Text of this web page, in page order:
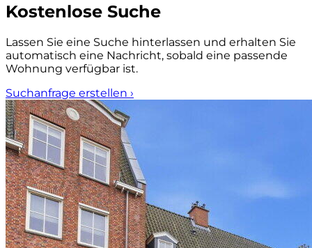
Kostenlose Suche
Lassen Sie eine Suche hinterlassen und erhalten Sie
automatisch eine Nachricht, sobald eine passende
Wohnung verfügbar ist.
Suchanfrage erstellen ›